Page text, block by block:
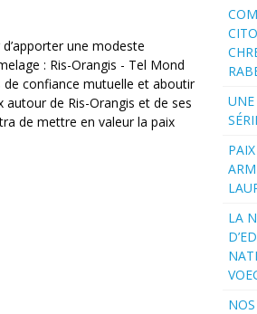
une modeste
: Ris-Orangis - Tel Mond
confiance mutuelle et aboutir
autour de Ris-Orangis et de ses
de mettre en valeur la paix
LA